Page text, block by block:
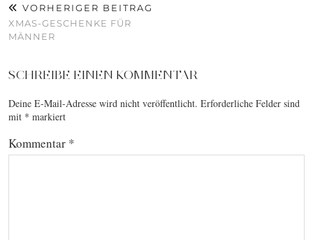
VORHERIGER BEITRAG
XMAS-GESCHENKE FÜR
MÄNNER
SCHREIBE EINEN KOMMENTAR
Deine E-Mail-Adresse wird nicht veröffentlicht. Erforderliche Felder sind
mit * markiert
Kommentar *